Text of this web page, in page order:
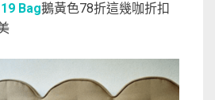
Bag鵝黃色78折這幾咖折扣